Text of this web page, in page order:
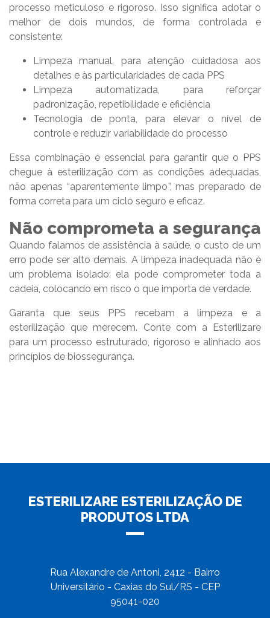
processo meticuloso e rigoroso. Isso significa adotar o
melhor de dois mundos, de forma controlada e
consistente:
Limpeza manual, para atenção cuidadosa aos
detalhes e às particularidades de cada PPS
Limpeza automatizada, para reforçar
padronização, repetibilidade e eficiência
Tecnologia de ponta, para elevar o nível de
controle e reduzir variabilidade do processo
Essa combinação é essencial para garantir que o PPS
chegue à esterilização com as condições adequadas,
não apenas “aparentemente limpo”, mas preparado de
forma correta para um ciclo seguro e eficaz.
Não comprometa a segurança
Quando falamos de assistência à saúde, o custo de um
erro pode ser alto demais. A limpeza inadequada não é
um problema isolado: ela pode comprometer toda a
cadeia, colocando em risco o que importa de verdade.
Garanta que seus PPS recebam a limpeza e a
esterilização que merecem. Conte com a Esterilizare
para um processo estruturado, rigoroso e alinhado aos
princípios de biossegurança.
ESTERILIZARE ESTERILIZAÇÃO DE
PRODUTOS LTDA
Rua Alexandre de Antoni, 2412 - Bairro
Universitário - Caxias do Sul/RS - CEP
95041-020